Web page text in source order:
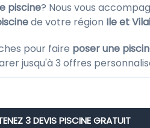
piscine? Nous vous
de votre région Ile et
pour faire poser une
jusqu'à 3 offres
3 DEVIS PISCINE GRATUIT